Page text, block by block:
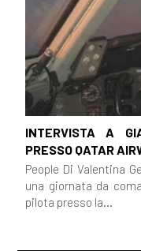
INTERVISTA A
PRESSO QATAR
People Di Valentina
una giornata da
pilota presso la...